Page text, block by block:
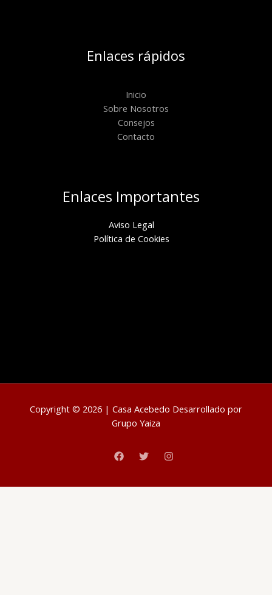
Enlaces rápidos
Inicio
Sobre Nosotros
Consejos
Contacto
Enlaces Importantes
Aviso Legal
Política de Cookies
Copyright © 2026 | Casa Acebedo Desarrollado por
Grupo Yaiza